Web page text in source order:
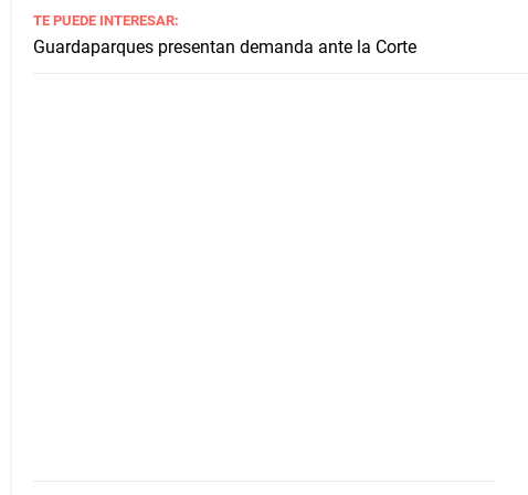
TE PUEDE INTERESAR:
Guardaparques presentan demanda ante la Corte